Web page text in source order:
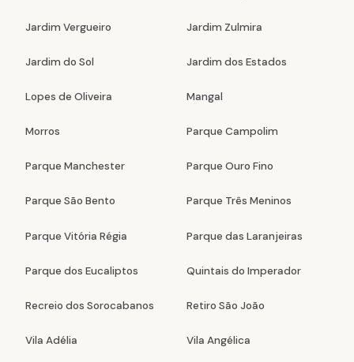
Jardim Vergueiro Jardim Zulmira
Jardim do Sol Jardim dos Estados
Lopes de Oliveira Mangal
Morros Parque Campolim
Parque Manchester Parque Ouro Fino
Parque São Bento Parque Três Meninos
Parque Vitória Régia Parque das Laranjeiras
Parque dos Eucaliptos Quintais do Imperador
Recreio dos Sorocabanos Retiro São João
Vila Adélia Vila Angélica